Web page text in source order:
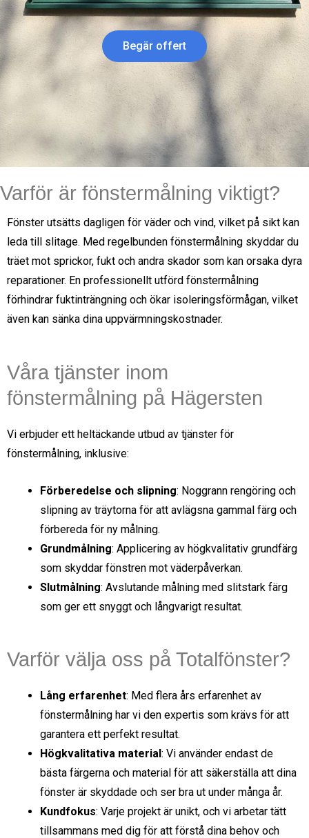
Begär offert
Varför är fönstermålning viktigt?
Fönster utsätts dagligen för väder och vind, vilket på sikt kan
leda till slitage. Med regelbunden fönstermålning skyddar du
träet mot sprickor, fukt och andra skador som kan orsaka dyra
reparationer. En professionellt utförd fönstermålning
förhindrar fuktinträngning och ökar isoleringsförmågan, vilket
även kan sänka dina uppvärmningskostnader.
Våra tjänster inom
fönstermålning på Hägersten
Vi erbjuder ett heltäckande utbud av tjänster för
fönstermålning, inklusive:
Förberedelse och slipning: Noggrann rengöring och
slipning av träytorna för att avlägsna gammal färg och
förbereda för ny målning.
Grundmålning: Applicering av högkvalitativ grundfärg
som skyddar fönstren mot väderpåverkan.
Slutmålning: Avslutande målning med slitstark färg
som ger ett snyggt och långvarigt resultat.
Varför välja oss på Totalfönster?
Lång erfarenhet: Med flera års erfarenhet av
fönstermålning har vi den expertis som krävs för att
garantera ett perfekt resultat.
Högkvalitativa material: Vi använder endast de
bästa färgerna och material för att säkerställa att dina
fönster är skyddade och ser bra ut under många år.
Kundfokus: Varje projekt är unikt, och vi arbetar tätt
tillsammans med dig för att förstå dina behov och